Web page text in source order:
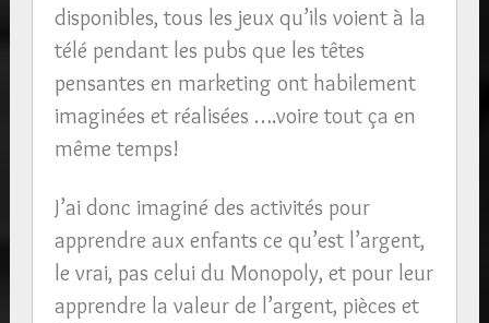
disponibles, tous les jeux qu’ils voient à la
télé pendant les pubs que les têtes
pensantes en marketing ont habilement
imaginées et réalisées ….voire tout ça en
même temps!
J’ai donc imaginé des activités pour
apprendre aux enfants ce qu’est l’argent,
le vrai, pas celui du Monopoly, et pour leur
apprendre la valeur de l’argent, pièces et